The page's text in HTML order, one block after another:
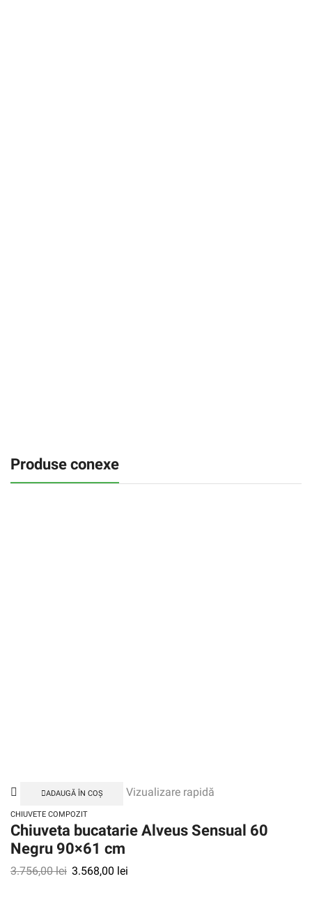
Produse conexe
ADAUGĂ ÎN COȘ Vizualizare rapidă
CHIUVETE COMPOZIT
Chiuveta bucatarie Alveus Sensual 60
Negru 90×61 cm
3.756,00lei 3.568,00 lei